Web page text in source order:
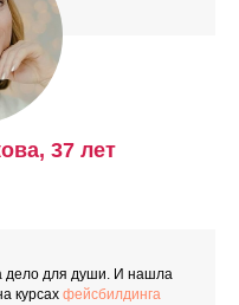
37 лет
дело для души. И нашла
курсах фейсбилдинга